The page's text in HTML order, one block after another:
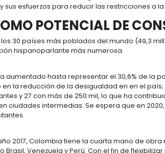
se destaca como destino de
continuamente sus niveles
positivas.
crecimiento positivo por la
Fitch Ratings mejoró la
ambiente propicio para hacer